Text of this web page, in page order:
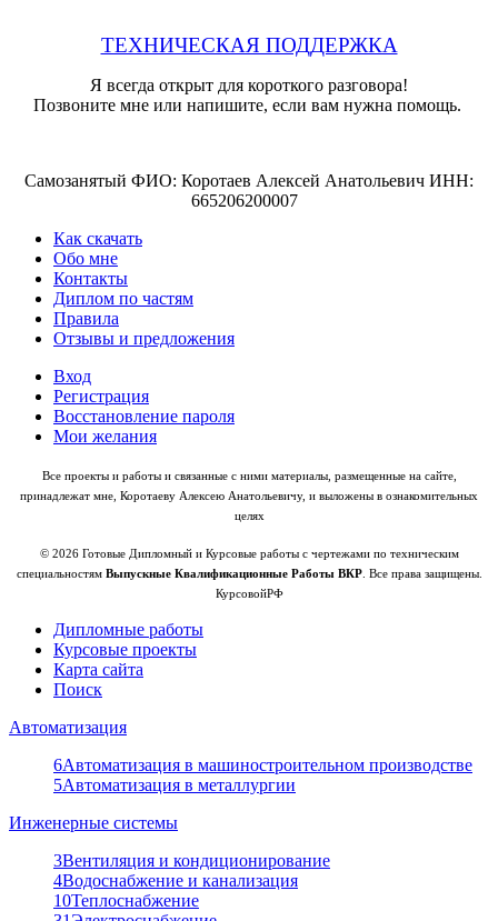
ТЕХНИЧЕСКАЯ ПОДДЕРЖКА
Я всегда открыт для короткого разговора!
Позвоните мне или напишите, если вам нужна помощь.
Самозанятый ФИО: Коротаев Алексей Анатольевич ИНН:
665206200007
Как скачать
Обо мне
Контакты
Диплом по частям
Правила
Отзывы и предложения
Вход
Регистрация
Восстановление пароля
Мои желания
Все проекты и работы и связанные с ними материалы, размещенные на сайте,
принадлежат мне, Коротаеву Алексею Анатольевичу, и выложены в ознакомительных
целях
© 2026 Готовые Дипломный и Курсовые работы с чертежами по техническим
специальностям Выпускные Квалификационные Работы ВКР. Все права защищены.
КурсовойРФ
Дипломные работы
Курсовые проекты
Карта сайта
Поиск
Автоматизация
6Автоматизация в машиностроительном производстве
5Автоматизация в металлургии
Инженерные системы
3Вентиляция и кондиционирование
4Водоснабжение и канализация
10Теплоснабжение